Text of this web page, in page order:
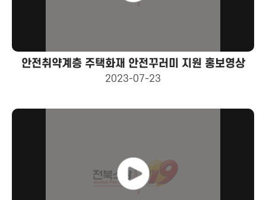
안전취약계층 주택화재 안전꾸러미 지원 홍보영상
2023-07-23